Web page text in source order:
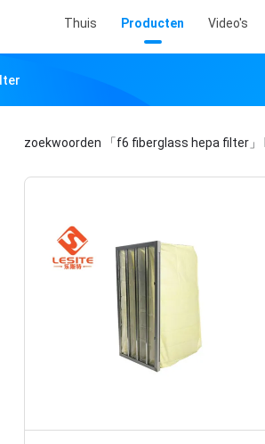
Thuis Producten Video's
zoekwoorden 「f6 fiberglass hepa filter」